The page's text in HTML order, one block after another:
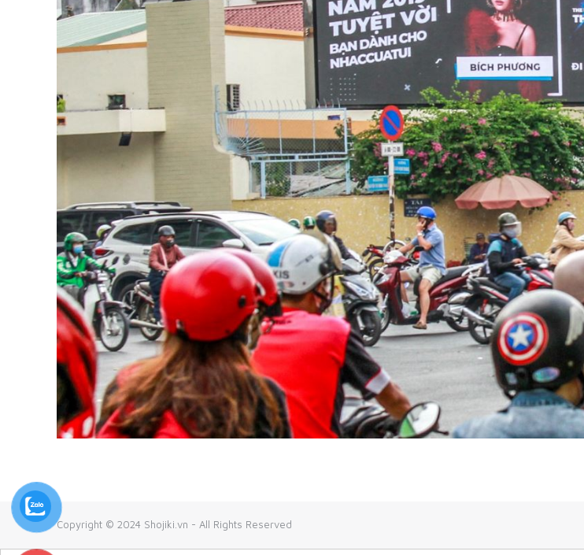
Copyright © 2024 Shojiki.vn - All Rights Reserved